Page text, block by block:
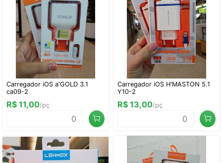
Carregador iOS a'GOLD 3.1
ca09-2
R$ 11,00/pç
Carregador iOS H'MASTON 5.1
Y10-2
R$ 13,00/pç